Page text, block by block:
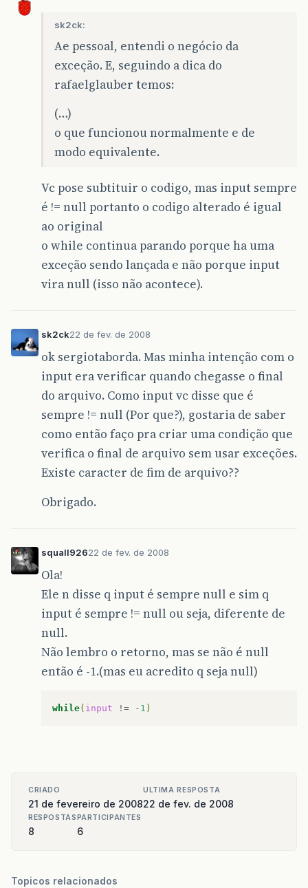
sk2ck:
Ae pessoal, entendi o negócio da
exceção. E, seguindo a dica do
rafaelglauber temos:
(…)
o que funcionou normalmente e de
modo equivalente.
Vc pose subtituir o codigo, mas input sempre
é != null portanto o codigo alterado é igual
ao original
o while continua parando porque ha uma
exceção sendo lançada e não porque input
vira null (isso não acontece).
sk2ck22 de fev. de 2008
ok sergiotaborda. Mas minha intenção com o
input era verificar quando chegasse o final
do arquivo. Como input vc disse que é
sempre != null (Por que?), gostaria de saber
como então faço pra criar uma condição que
verifica o final de arquivo sem usar exceções.
Existe caracter de fim de arquivo??
Obrigado.
squall92622 de fev. de 2008
Ola!
Ele n disse q input é sempre null e sim q
input é sempre != null ou seja, diferente de
null.
Não lembro o retorno, mas se não é null
então é -1.(mas eu acredito q seja null)
while( input != - 1 )
CRIADO
21 de fevereiro de 2008
ULTIMA RESPOSTA
22 de fev. de 2008
RESPOSTAS
8
PARTICIPANTES
6
Topicos relacionados